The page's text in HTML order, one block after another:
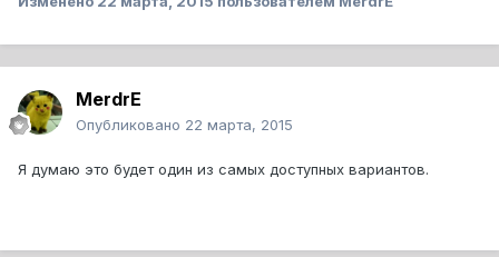
MerdrE
Опубликовано 22 марта, 2015
Я думаю это будет один из самых доступных вариантов.